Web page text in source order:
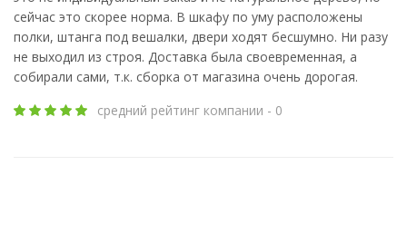
сейчас это скорее норма. В шкафу по уму расположены
полки, штанга под вешалки, двери ходят бесшумно. Ни разу
не выходил из строя. Доставка была своевременная, а
собирали сами, т.к. сборка от магазина очень дорогая.
средний рейтинг компании - 0